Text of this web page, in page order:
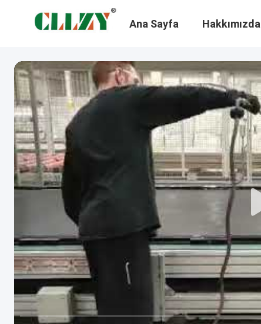
Ana Sayfa Hakkımızda